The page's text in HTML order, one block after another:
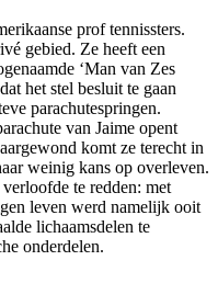
prof tennissters.
gebied. Ze heeft een
‘Man van Zes
het stel besluit te gaan
parachutespringen.
van Jaime opent
komt ze terecht in
weinig kans op overleven.
te redden: met
leven werd namelijk ooit
lichaamsdelen te
onderdelen.